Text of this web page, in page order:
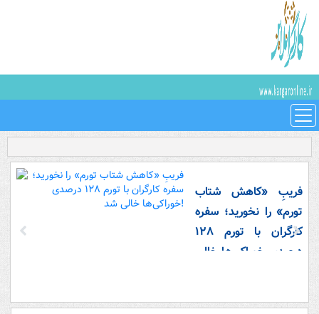
فریبِ «کاهش شتاب
تورم» را نخورید؛ سفره
کارگران با تورم ۱۲۸
درصدی خوراکی‌ها خالی